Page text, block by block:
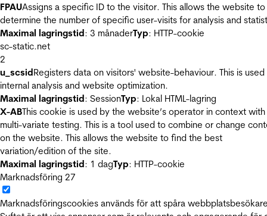
FPAUAssigns a specific ID to the visitor. This allows the website to
determine the number of specific user-visits for analysis and
Maximal lagringstid: 3 månaderTyp: HTTP-cookie
sc-static.net
2
u_scsidRegisters data on visitors' website-behaviour. This is
internal analysis and website optimization.
Maximal lagringstid: SessionTyp: Lokal HTML-lagring
X-ABThis cookie is used by the website’s operator in context with
multi-variate testing. This is a tool used to combine or change
on the website. This allows the website to find the best
variation/edition of the site.
Maximal lagringstid: 1 dagTyp: HTTP-cookie
Marknadsföring 27
Marknadsföringscookies används för att spåra